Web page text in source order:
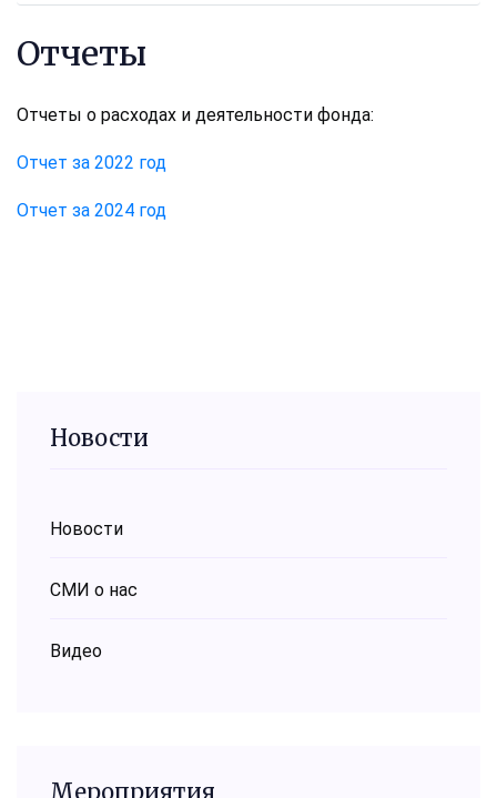
Отчеты
Отчеты о расходах и деятельности фонда:
Отчет за 2022 год
Отчет за 2024 год
Новости
Новости
СМИ о нас
Видео
Мероприятия